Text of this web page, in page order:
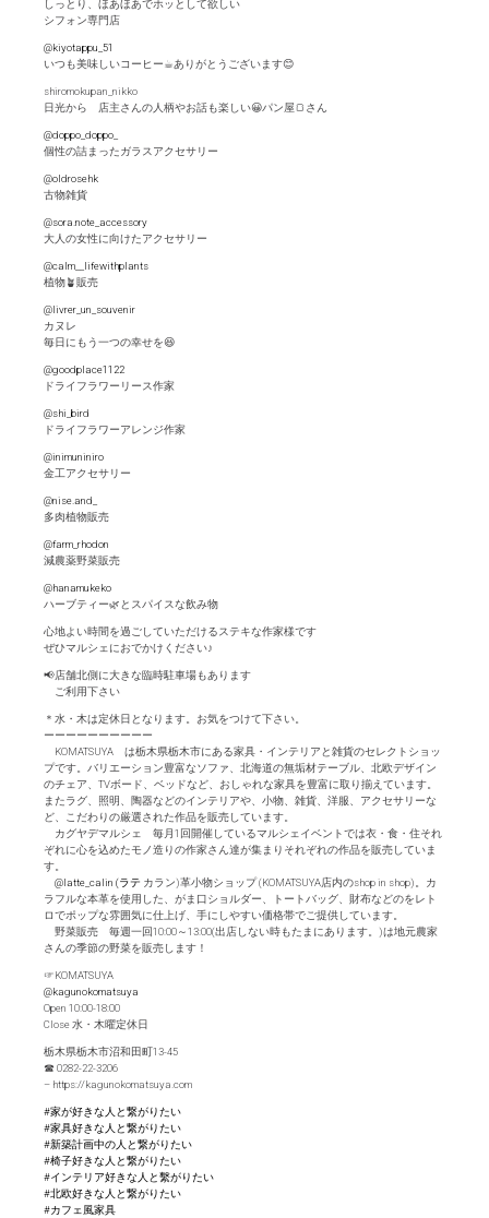
しっとり、ほあほあでホッとして欲しい
シフォン専門店
@kiyotappu_51
いつも美味しいコーヒー☕︎ありがとうございます😊
shiromokupan_nikko
日光から 店主さんの人柄やお話も楽しい😀パン屋🍞さん
@doppo_doppo_
個性の詰まったガラスアクセサリー
@oldrosehk
古物雑貨
@sora.note_accessory
大人の女性に向けたアクセサリー
@calm__lifewithplants
植物🪴販売
@livrer_un_souvenir
カヌレ
毎日にもう一つの幸せを😆
@goodplace1122
ドライフラワーリース作家
@shi_bird
ドライフラワーアレンジ作家
@inimuniniro
金工アクセサリー
@nise.and_
多肉植物販売
@farm_rhodon
減農薬野菜販売
@hanamukeko
ハーブティー🌿とスパイスな飲み物
心地よい時間を過ごしていただけるステキな作家様です
ぜひマルシェにおでかけください♪
📢店舗北側に大きな臨時駐車場もあります
ご利用下さい
＊水・木は定休日となります。お気をつけて下さい。
ーーーーーーーーーー
KOMATSUYA は栃木県栃木市にある家具・インテリアと雑貨のセレクトショッ
プです。バリエーション豊富なソファ、北海道の無垢材テーブル、北欧デザイン
のチェア、TVボード、ベッドなど、おしゃれな家具を豊富に取り揃えています。
またラグ、照明、陶器などのインテリアや、小物、雑貨、洋服、アクセサリーな
ど、こだわりの厳選された作品を販売しています。
カグヤデマルシェ 毎月1回開催しているマルシェイベントでは衣・食・住それ
ぞれに心を込めたモノ造りの作家さん達が集まりそれぞれの作品を販売していま
す。
@latte_calin (ラテ カラン)革小物ショップ (KOMATSUYA店内のshop in shop)。カ
ラフルな本革を使用した、がま口ショルダー、トートバッグ、財布などのをレト
ロでポップな雰囲気に仕上げ、手にしやすい価格帯でご提供しています。
野菜販売 毎週一回10:00～13:00(出店しない時もたまにあります。)は地元農家
さんの季節の野菜を販売します！
☞KOMATSUYA
@kagunokomatsuya
Open 10:00-18:00
Close 水・木曜定休日
栃木県栃木市沼和田町13-45
☎︎ 0282-22-3206
– https://kagunokomatsuya.com
#家が好きな人と繋がりたい
#家具好きな人と繋がりたい
#新築計画中の人と繋がりたい
#椅子好きな人と繋がりたい
#インテリア好きな人と繫がりたい
#北欧好きな人と繋がりたい
#カフェ風家具